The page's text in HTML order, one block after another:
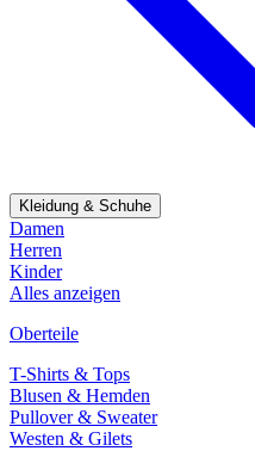
Kleidung & Schuhe
Damen
Herren
Kinder
Alles anzeigen
Oberteile
T-Shirts & Tops
Blusen & Hemden
Pullover & Sweater
Westen & Gilets